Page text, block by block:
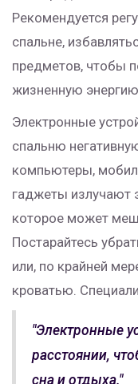
Рекомендуется
спальне,
предметов, чтобы
жизненную
Электронные
спальню
компьютеры,
гаджеты излучают
которое может
Постарайтесь
или, по крайней
кроватью.
"Электронные
расстоянии,
сна и отдыха."